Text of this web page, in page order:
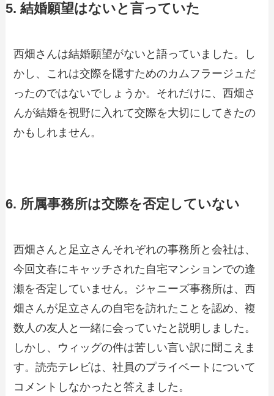
5. 結婚願望はないと言っていた
西畑さんは結婚願望がないと語っていました。し
かし、これは交際を隠すためのカムフラージュだ
ったのではないでしょうか。それだけに、西畑さ
んが結婚を視野に入れて交際を大切にしてきたの
かもしれません。
6. 所属事務所は交際を否定していない
西畑さんと足立さんそれぞれの事務所と会社は、
今回文春にキャッチされた自宅マンションでの逢
瀬を否定していません。ジャニーズ事務所は、西
畑さんが足立さんの自宅を訪れたことを認め、複
数人の友人と一緒に会っていたと説明しました。
しかし、ウィッグの件は苦しい言い訳に聞こえま
す。読売テレビは、社員のプライベートについて
コメントしなかったと答えました。